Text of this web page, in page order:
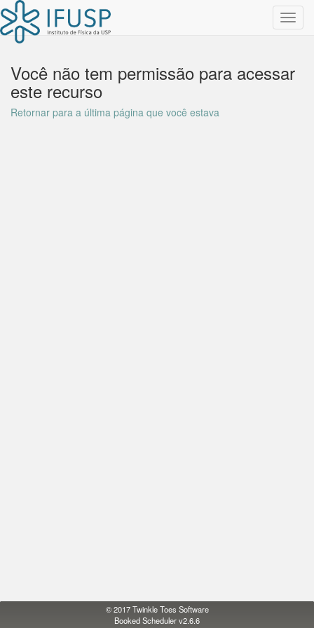
Você não tem permissão para acessar
este recurso
Retornar para a última página que você estava
© 2017Twinkle Toes Software
Booked Scheduler v2.6.6